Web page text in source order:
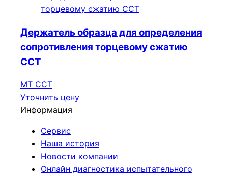
Держатель образца для определения
сопротивления торцевому сжатию
ССТ
МТ ССТ
Уточнить цену
Информация
Сервис
Наша история
Новости компании
Онлайн диагностика испытательного